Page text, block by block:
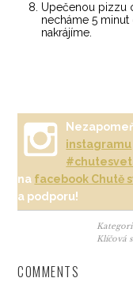
Upečenou pizzu
necháme 5
nakrájíme.
instagramu
na facebook Chutě
a podporu!
Klíčová
COMMENTS